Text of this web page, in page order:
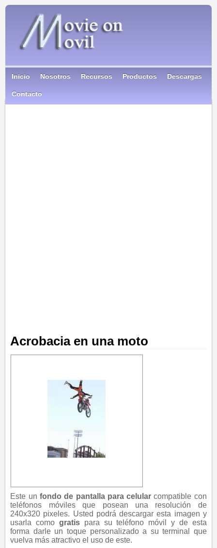
Inicio Nosotros Recursos Productos Descargas
Contacto
Acrobacia en una moto
Este un fondo de pantalla para celular compatible con
teléfonos móviles que posean una resolución de
240x320 pixeles. Usted podrá descargar esta imagen y
usarla como gratispara su teléfono móvil y de esta
forma darle un toque personalizado a su terminal que
vuelva más atractivo el uso de este.